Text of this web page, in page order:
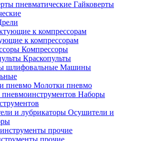
Гайковерты
к компрессорам
Компрессоры
Краскопульты
Машины
Молотки пневмо
Наборы
Осушители и
прочие